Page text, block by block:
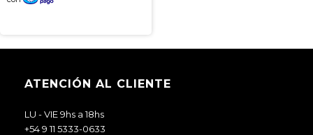
ATENCIÓN AL CLIENTE
LU - VIE 9hs a 18hs
+54 9 11 5333-0633